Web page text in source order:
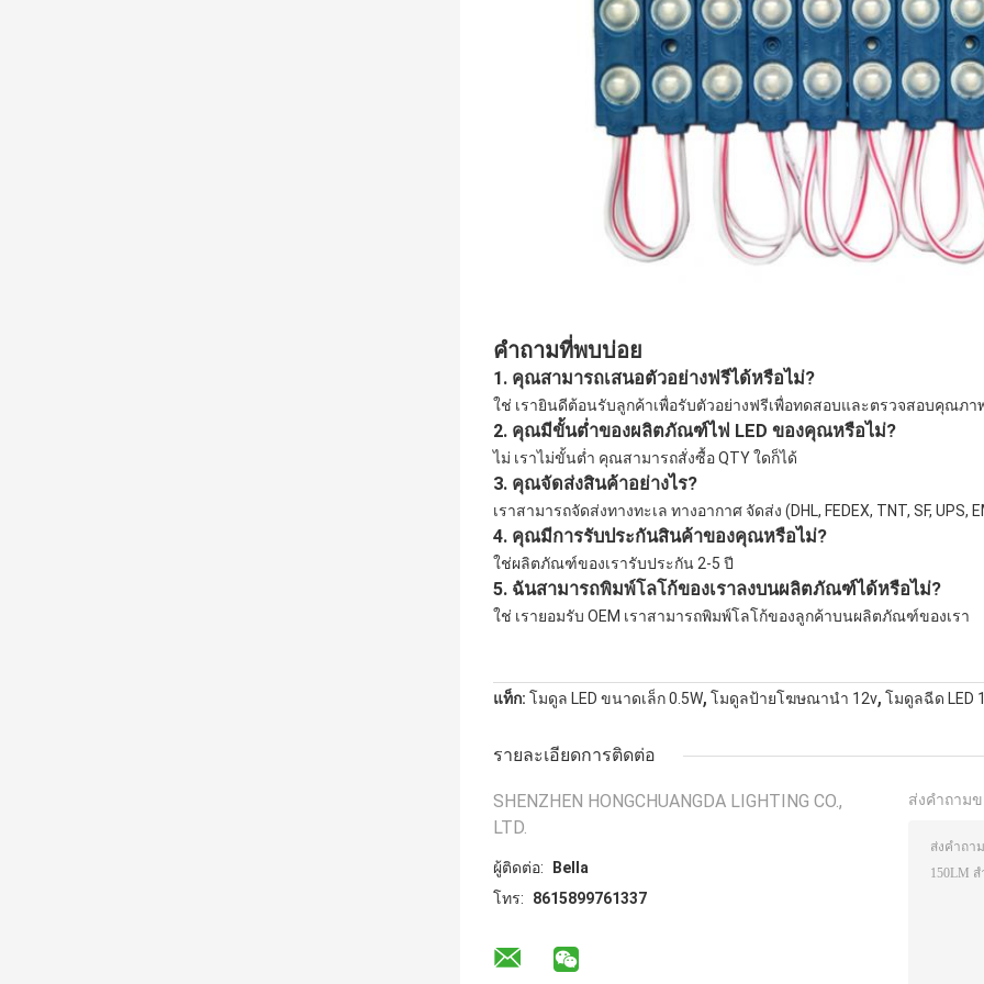
คำถามที่พบบ่อย
1. คุณสามารถเสนอตัวอย่างฟรีได้หรือไม่?
ใช่ เรายินดีต้อนรับลูกค้าเพื่อรับตัวอย่างฟรีเพื่อทดสอบและตรวจสอบคุณภา
2. คุณมีขั้นต่ำของผลิตภัณฑ์ไฟ LED ของคุณหรือไม่?
ไม่ เราไม่ขั้นต่ำ คุณสามารถสั่งซื้อ QTY ใดก็ได้
3. คุณจัดส่งสินค้าอย่างไร?
เราสามารถจัดส่งทางทะเล ทางอากาศ จัดส่ง (DHL, FEDEX, TNT, SF, UPS,
4. คุณมีการรับประกันสินค้าของคุณหรือไม่?
ใช่ผลิตภัณฑ์ของเรารับประกัน 2-5 ปี
5. ฉันสามารถพิมพ์โลโก้ของเราลงบนผลิตภัณฑ์ได้หรือไม่?
ใช่ เรายอมรับ OEM เราสามารถพิมพ์โลโก้ของลูกค้าบนผลิตภัณฑ์ของเรา
แท็ก: โมดูล LED ขนาดเล็ก 0.5W, โมดูลป้ายโฆษณานำ 12v, โมดูลฉีด LED
รายละเอียดการติดต่อ
SHENZHEN HONGCHUANGDA LIGHTING CO.,
LTD.
ผู้ติดต่อ:
Bella
โทร:
8615899761337
ส่งคำถาม